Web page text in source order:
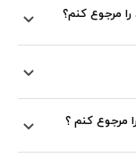
مرجوع کنم؟
مرجوع کنم ؟